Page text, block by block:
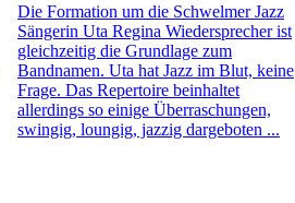
Die Formation um die Schwelmer Jazz
Sängerin Uta Regina Wiedersprecher ist
gleichzeitig die Grundlage zum
Bandnamen. Uta hat Jazz im Blut, keine
Frage. Das Repertoire beinhaltet
allerdings so einige Überraschungen,
swingig, loungig, jazzig dargeboten ...